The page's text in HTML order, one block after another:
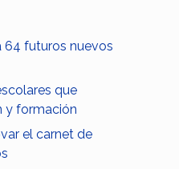
64 futuros nuevos
que
y formación
el carnet de